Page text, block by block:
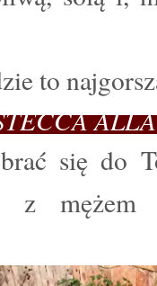
to
się do
z mężem